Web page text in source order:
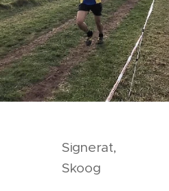
Signerat,
Skoog